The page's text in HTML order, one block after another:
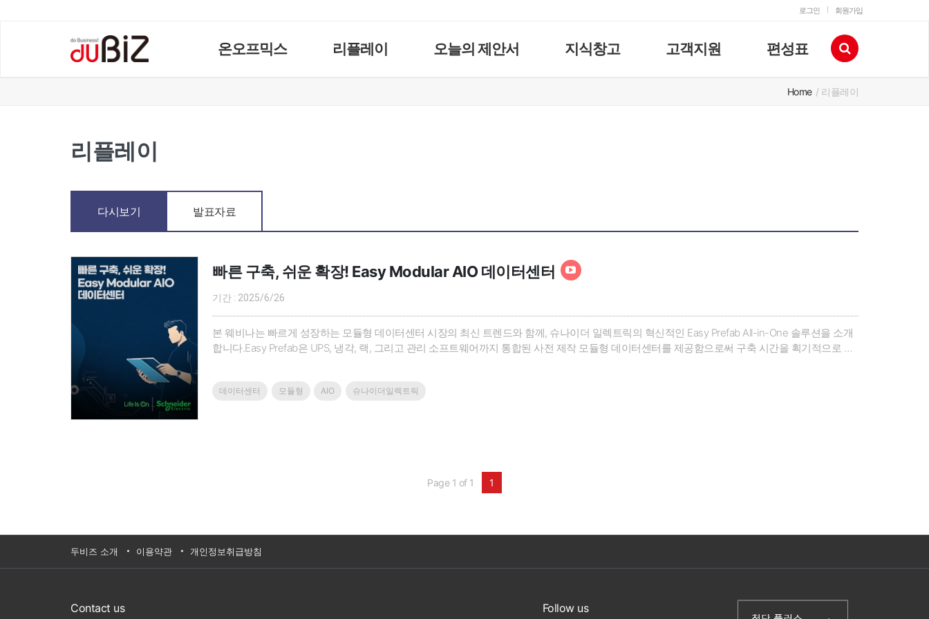
로그인 회원가입
온오프믹스 리플레이 오늘의 제안서 지식창고 고객지원 편성표
Home / 리플레이
리플레이
다시보기 발표자료
빠른 구축, 쉬운 확장! Easy Modular AIO 데이터센터
기간 : 2025/6/26
본 웨비나는 빠르게 성장하는 모듈형 데이터센터 시장의 최신 트렌드와 함께, 슈나이더 일렉트릭의 혁신적인 Easy Prefab All-in-One 솔루션을 소개
합니다.Easy Prefab은 UPS, 냉각, 랙, 그리고 관리 소프트웨어까지 통합된 사전 제작 모듈형 데이터센터를 제공함으로써 구축 시간을 획기적으로 단
데이터센터 모듈형 AIO 슈나이더일렉트릭
Page 1 of 1 1
두비즈 소개 이용약관 개인정보취급방침
Contact us Follow us (주)첨단